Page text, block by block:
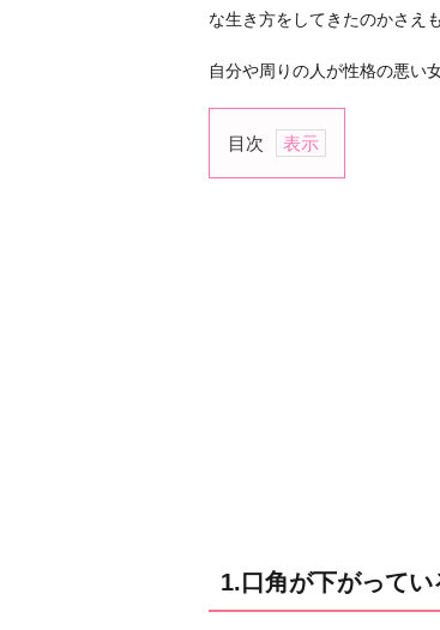
な生き方をしてきたのかさえ
自分や周りの人が性格の悪い
目次
1.
に
シ
1.口角が下がってい